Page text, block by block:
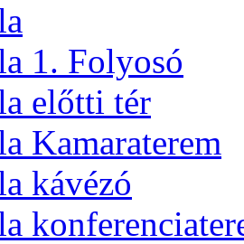
1. Folyosó
előtti tér
Kamaraterem
kávézó